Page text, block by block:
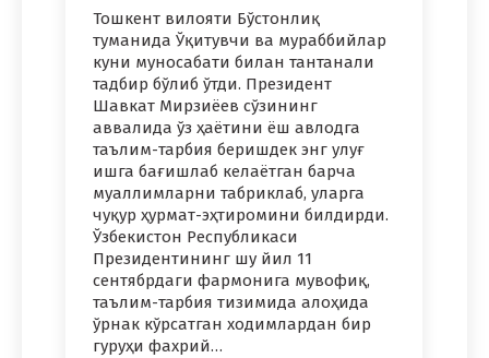
Тошкент вилояти Бўстонлиқ
туманида Ўқитувчи ва мураббийлар
куни муносабати билан тантанали
тадбир бўлиб ўтди. Президент
Шавкат Мирзиёев сўзининг
аввалида ўз ҳаётини ёш авлодга
таълим-тарбия беришдек энг улуғ
ишга бағишлаб келаётган барча
муаллимларни табриклаб, уларга
чуқур ҳурмат-эҳтиромини билдирди.
Ўзбекистон Республикаси
Президентининг шу йил 11
сентябрдаги фармонига мувофиқ,
таълим-тарбия тизимида алоҳида
ўрнак кўрсатган ходимлардан бир
гуруҳи фахрий…